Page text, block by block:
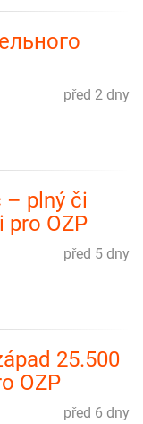
před 2 dny
– plný či
pro OZP
před 5 dny
25.500
OZP
před 6 dny